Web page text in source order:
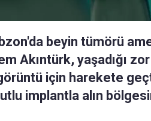
beyin tümörü
Akıntürk, yaşadığı
için harekete
implantla alın